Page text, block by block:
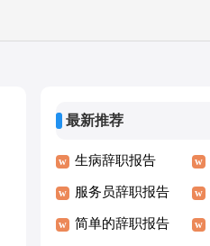
最新推荐
生病辞职报告
服务员辞职报告
简单的辞职报告